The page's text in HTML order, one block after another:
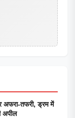
अफरा-तफरी, ड्रम में
अपील